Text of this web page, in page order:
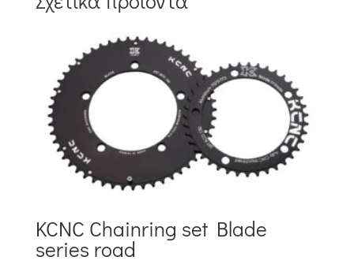
KCNC Chainring set Blade
series road